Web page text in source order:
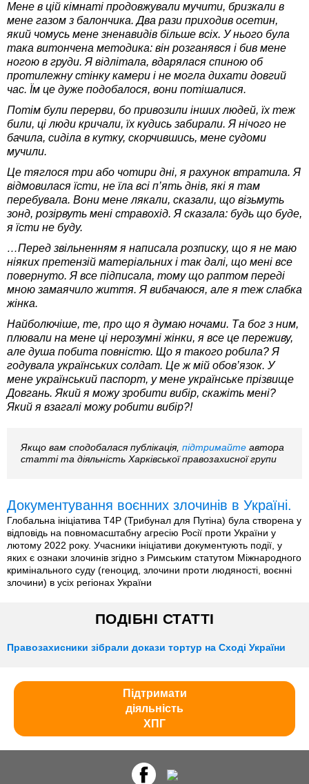
Мене в цій кімнаті продовжували мучити, бризкали в
мене газом з балончика. Два рази приходив осетин,
який чомусь мене зненавидів більше всіх. У нього була
така витончена методика: він розганявся і бив мене
ногою в груди. Я відлітала, вдарялася спиною об
протилежну стінку камери і не могла дихати довгий
час. Їм це дуже подобалося, вони потішалися.
Потім були перерви, бо привозили інших людей, їх теж
били, ці люди кричали, їх кудись забирали. Я нічого не
бачила, сиділа в кутку, скорчившись, мене судоми
мучили.
Це тяглося три або чотири дні, я рахунок втратила. Я
відмовилася їсти, не їла всі п’ять днів, які я там
перебувала. Вони мене лякали, сказали, що візьмуть
зонд, розірвуть мені стравохід. Я сказала: будь що буде,
я їсти не буду.
…Перед звільненням я написала розписку, що я не маю
ніяких претензій матеріальних і так далі, що мені все
повернуто. Я все підписала, тому що раптом переді
мною замаячило життя. Я вибачаюся, але я теж слабка
жінка.
Найболючіше, те, про що я думаю ночами. Та бог з ним,
плювали на мене ці нерозумні жінки, я все це переживу,
але душа побита повністю. Що я такого робила? Я
годувала українських солдат. Це ж мій обов’язок. У
мене український паспорт, у мене українське прізвище
Довгань. Який я можу зробити вибір, скажіть мені?
Який я взагалі можу робити вибір?!
Якщо вам сподобалася публікація, підтримайте автора
статті та діяльність Харківської правозахисної групи
Документування воєнних злочинів в Україні.
Глобальна ініціатива T4P (Трибунал для Путіна) була створена у
відповідь на повномасштабну агресію Росії проти України у
лютому 2022 року. Учасники ініціативи документують події, у
яких є ознаки злочинів згідно з Римським статутом Міжнародного
кримінального суду (геноцид, злочини проти людяності, воєнні
злочини) в усіх регіонах України
ПОДІБНІ СТАТТІ
Правозахисники зібрали докази тортур на Сході України
Підтримати
діяльність
ХПГ